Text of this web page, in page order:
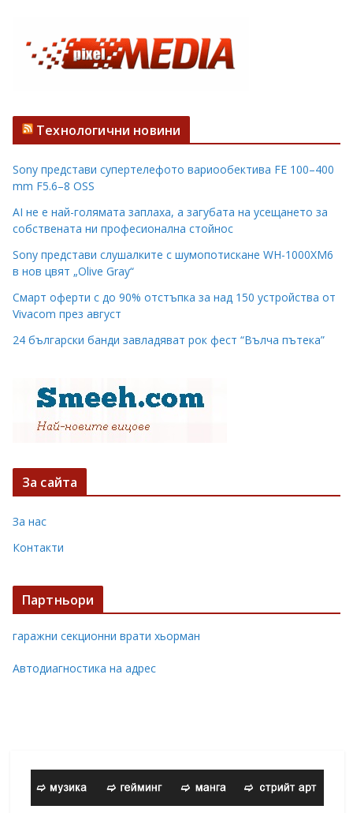
Технологични новини
Sony представи супертелефото вариообектива FE 100–400
mm F5.6–8 OSS
AI не е най-голямата заплаха, а загубата на усещането за
собствената ни професионална стойнос
Sony представи слушалките с шумопотискане WH-1000XM6
в нов цвят „Olive Gray“
Смарт оферти с до 90% отстъпка за над 150 устройства от
Vivacom през август
24 български банди завладяват рок фест “Вълча пътека”
За сайта
За нас
Контакти
Партньори
гаражни секционни врати хьорман
Автодиагностика на адрес